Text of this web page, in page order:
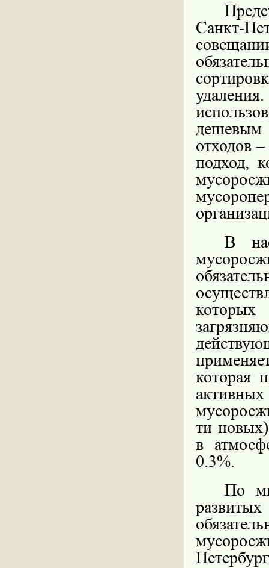
Санкт-
удаления.
отходов
подход,
В
которых
которая
ти
в
0.3%.
По